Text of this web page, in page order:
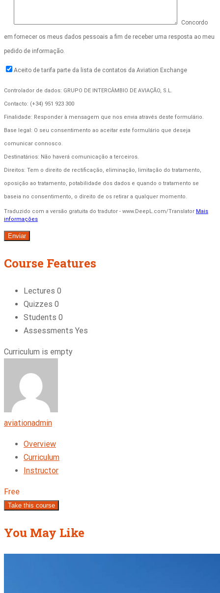
Concordo
em fornecer os meus dados pessoais a fim de receber uma resposta ao meu
pedido de informação.
Aceito de tarifa parte da lista de contatos da Aviation Exchange
Controlador de dados: GRUPO DE INTERCÂMBIO DE AVIAÇÃO, S.L.
Contacto: (+34) 951 923 300
Finalidade: Responder à mensagem que nos envia através deste formulário.
Base legal: O seu consentimento ao aceitar este formulário que deseja
comunicar connosco.
Destinatários: Não haverá comunicação a terceiros.
Direitos: Tem o direito de rectificação, eliminação, limitação do tratamento,
oposição ao tratamento, potabilidade dos dados e quando o tratamento se
baseia no consentimento, o direito de os retirar a qualquer momento.
Traduzido com a versão gratuita do tradutor - www.DeepL.com/Translator Mais
informações
Course Features
Lectures 0
Quizzes 0
Students 0
Assessments Yes
Curriculum is empty
aviationadmin
Overview
Curriculum
Instructor
Free
Take this course
You May Like